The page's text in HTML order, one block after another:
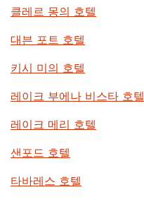
클레르 몽의 호텔
대븐 포트 호텔
키시 미의 호텔
레이크 부에나 비스타 호텔
레이크 메리 호텔
샌포드 호텔
타바레스 호텔